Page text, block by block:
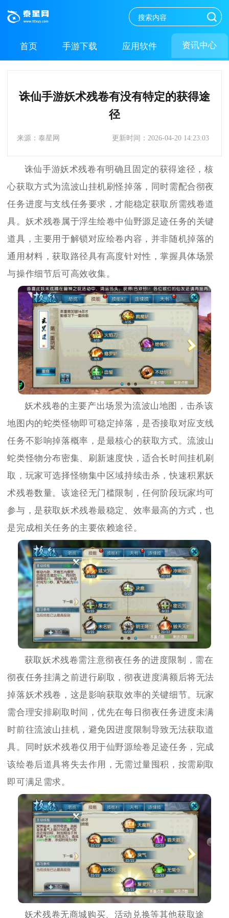
首页 手游下载 应用软件 资讯中心
诛仙手游妖术残卷有没有特定的获得途
径
来源：泰星网 更新时间：2026-04-20 14:23:03
诛仙手游妖术残卷有明确且固定的获得途径，核
心获取方式为流波山挂机刷怪掉落，同时需配合彻夜
任务进度与支线任务要求，才能稳定获取所需残卷道
具。妖术残卷属于浮生绘卷中仙野源足迹任务的关键
道具，主要用于解锁对应绘卷内容，并非随机掉落的
通用材料，获取路径具有高度针对性，掌握具体场景
与操作细节后可高效收集。
妖术残卷的主要产出场景为流波山地图，击杀该
地图内的蛇类怪物即可稳定掉落，是否接取对应支线
任务不影响掉落概率，是最核心的获取方式。流波山
蛇类怪物分布密集、刷新速度快，适合长时间挂机刷
取，玩家可选择怪物集中区域持续击杀，快速积累妖
术残卷数量。该途径无门槛限制，任何阶段玩家均可
参与，是获取妖术残卷最稳定、效率最高的方式，也
是完成相关任务的主要依赖途径。
获取妖术残卷需注意彻夜任务的进度限制，需在
彻夜任务挂满之前进行刷取，彻夜进度满额后将无法
掉落妖术残卷，这是影响获取效率的关键细节。玩家
需合理安排刷取时间，优先在每日彻夜任务进度未满
时前往流波山挂机，避免因进度限制导致无法获取道
具。同时妖术残卷仅用于仙野源绘卷足迹任务，完成
该绘卷后道具将失去作用，无需过量囤积，按需刷取
即可满足需求。
妖术残卷无商城购买、活动兑换等其他获取途